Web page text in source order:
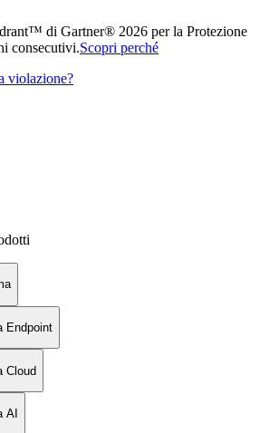
di Gartner® 2026 per la Protezione
consecutivi.Scopri perché
violazione?
Endpoint
Cloud
AI